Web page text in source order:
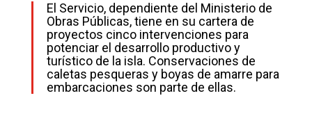
El Servicio, dependiente del Ministerio de
Obras Públicas, tiene en su cartera de
proyectos cinco intervenciones para
potenciar el desarrollo productivo y
turístico de la isla. Conservaciones de
caletas pesqueras y boyas de amarre para
embarcaciones son parte de ellas.